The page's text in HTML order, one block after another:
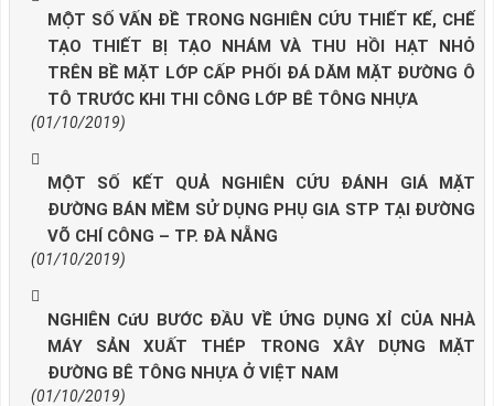
MỘT SỐ VẤN ĐỀ TRONG NGHIÊN CỨU THIẾT KẾ, CHẾ
TẠO THIẾT BỊ TẠO NHÁM VÀ THU HỒI HẠT NHỎ
TRÊN BỀ MẶT LỚP CẤP PHỐI ĐÁ DĂM MẶT ĐƯỜNG Ô
TÔ TRƯỚC KHI THI CÔNG LỚP BÊ TÔNG NHỰA
(01/10/2019)
MỘT SỐ KẾT QUẢ NGHIÊN CỨU ĐÁNH GIÁ MẶT
ĐƯỜNG BÁN MỀM SỬ DỤNG PHỤ GIA STP TẠI ĐƯỜNG
VÕ CHÍ CÔNG – TP. ĐÀ NẴNG
(01/10/2019)
NGHIÊN CứU BƯỚC ĐẦU VỀ ỨNG DỤNG XỈ CỦA NHÀ
MÁY SẢN XUẤT THÉP TRONG XÂY DỰNG MẶT
ĐƯỜNG BÊ TÔNG NHỰA Ở VIỆT NAM
(01/10/2019)